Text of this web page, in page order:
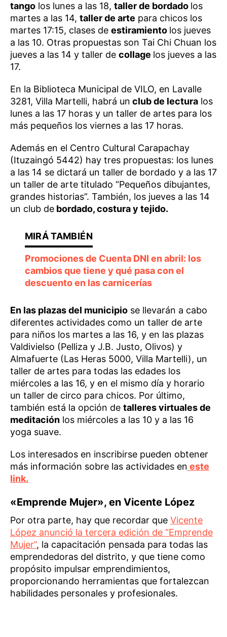
tango los lunes a las 18, taller de bordado los
martes a las 14, taller de arte para chicos los
martes 17:15, clases de estiramiento los jueves
a las 10. Otras propuestas son Tai Chi Chuan los
jueves a las 14 y taller de collage los jueves a las
17.
En la Biblioteca Municipal de VILO, en Lavalle
3281, Villa Martelli, habrá un club de lectura los
lunes a las 17 horas y un taller de artes para los
más pequeños los viernes a las 17 horas.
Además en el Centro Cultural Carapachay
(Ituzaingó 5442) hay tres propuestas: los lunes
a las 14 se dictará un taller de bordado y a las 17
un taller de arte titulado “Pequeños dibujantes,
grandes historias”. También, los jueves a las 14
un club de bordado, costura y tejido.
Promociones de Cuenta DNI en abril: los
cambios que tiene y qué pasa con el
descuento en las carnicerías
En las plazas del municipio se llevarán a cabo
diferentes actividades como un taller de arte
para niños los martes a las 16, y en las plazas
Valdivielso (Pelliza y J.B. Justo, Olivos) y
Almafuerte (Las Heras 5000, Villa Martelli), un
taller de artes para todas las edades los
miércoles a las 16, y en el mismo día y horario
un taller de circo para chicos. Por último,
también está la opción de talleres virtuales de
meditación los miércoles a las 10 y a las 16
yoga suave.
Los interesados en inscribirse pueden obtener
más información sobre las actividades en este
link.
«Emprende Mujer», en Vicente López
Por otra parte, hay que recordar que Vicente
López anunció la tercera edición de “Emprende
Mujer”, la capacitación pensada para todas las
emprendedoras del distrito, y que tiene como
propósito impulsar emprendimientos,
proporcionando herramientas que fortalezcan
habilidades personales y profesionales.